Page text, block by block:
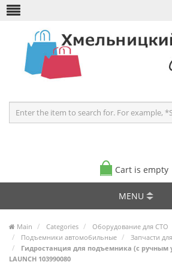
Cart is empty
MENU
Main Categories
Оборудование для СТО
Подъемники автомобильные
Запчасти
Гидростанция для подъемника (с ручным
LAUNCH 103990080